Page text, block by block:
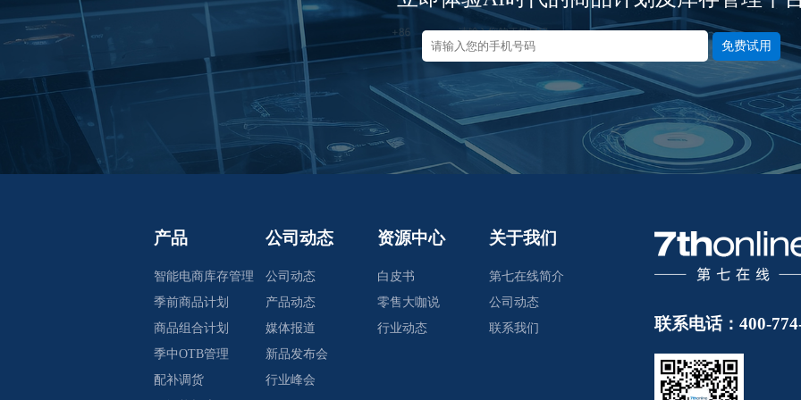
免费试用
产品
智能电商库存管理
季前商品计划
商品组合计划
季中OTB管理
配补调货
公司动态
公司动态
产品动态
媒体报道
新品发布会
行业峰会
资源中心
白皮书
零售大咖说
行业动态
关于我们
第七在线简介
公司动态
联系我们
联系电话：400-